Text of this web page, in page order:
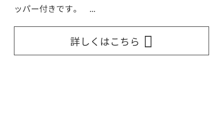
ッパー付きです。 ...
詳しくはこちら